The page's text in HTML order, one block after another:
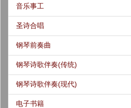
音乐事工
圣诗合唱
钢琴前奏曲
钢琴诗歌伴奏(传统)
钢琴诗歌伴奏(现代)
电子书籍